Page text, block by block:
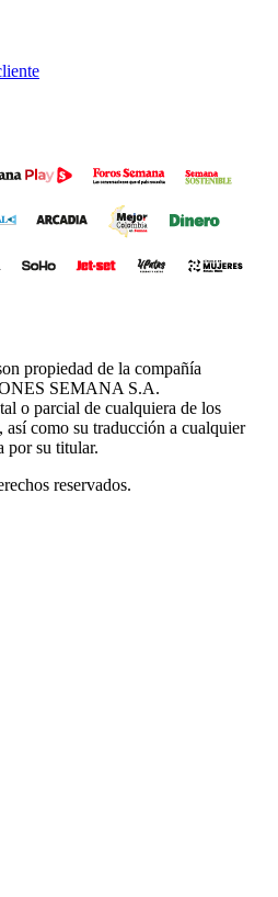
propiedad de la compañía
SEMANA S.A.
o parcial de cualquiera de los
así como su traducción a cualquier
por su titular.
reservados.